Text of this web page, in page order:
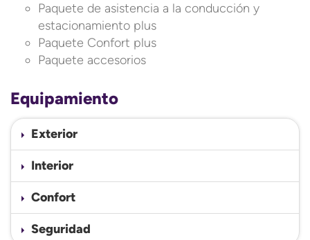
Paquete de asistencia a la conducción y
estacionamiento plus
Paquete Confort plus
Paquete accesorios
Equipamiento
Exterior
Interior
Confort
Seguridad